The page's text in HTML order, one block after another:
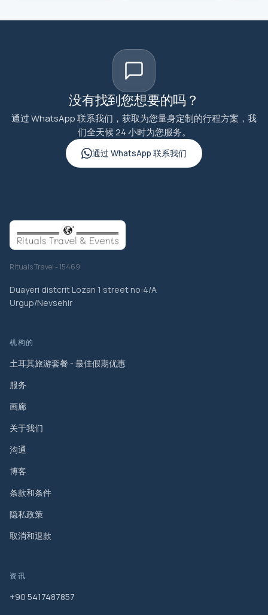
没有找到您想要的吗？
通过 WhatsApp 联系我们，获取为您量身定制的行程方案，我
们全天候 24 小时为您服务。
通过 WhatsApp 联系我们
Rituals Travel - 15469
Duayeri distcrit Lozan 1 street no:4/A
Urgup/Nevsehir
机构的
土耳其旅游套餐 - 最佳假期优惠
服务
画廊
关于我们
沟通
博客
条款和条件
隐私政策
取消和退款
资讯
+90 5417487857